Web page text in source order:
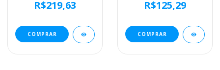
mensageiro para home
R$219,63
COMPRAR
Bolsa mensageiro Bolsa
lateral grande, bolsa
luxo, moda, IPAD
R$125,29
COMPRAR